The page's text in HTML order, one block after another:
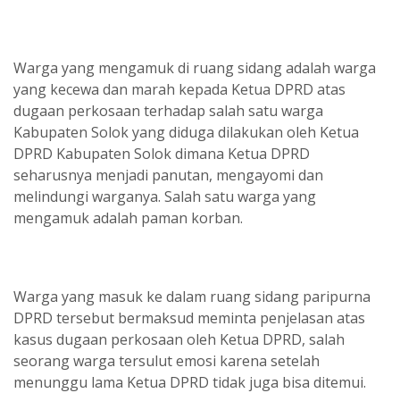
Warga yang mengamuk di ruang sidang adalah warga
yang kecewa dan marah kepada Ketua DPRD atas
dugaan perkosaan terhadap salah satu warga
Kabupaten Solok yang diduga dilakukan oleh Ketua
DPRD Kabupaten Solok dimana Ketua DPRD
seharusnya menjadi panutan, mengayomi dan
melindungi warganya. Salah satu warga yang
mengamuk adalah paman korban.
Warga yang masuk ke dalam ruang sidang paripurna
DPRD tersebut bermaksud meminta penjelasan atas
kasus dugaan perkosaan oleh Ketua DPRD, salah
seorang warga tersulut emosi karena setelah
menunggu lama Ketua DPRD tidak juga bisa ditemui.